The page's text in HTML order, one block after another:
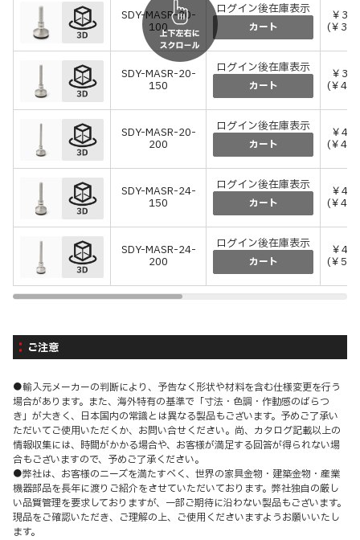
SDY-MASR-20-
100
ログイン後在庫表示
カート
￥
(￥
SDY-MASR-20-
150
ログイン後在庫表示
カート
￥
(￥
SDY-MASR-20-
200
ログイン後在庫表示
カート
￥
(￥
SDY-MASR-24-
150
ログイン後在庫表示
カート
￥
(￥
SDY-MASR-24-
200
ログイン後在庫表示
カート
￥
(￥
ご注意
●輸入元メーカーの判断により、予告なく形状や材料を含む仕様変更を行う
場合があります。また、海外特有の基準で「寸法・色調・作動感のばらつ
き」が大きく、日本国内の常識とは異なる製品もございます。予めご了承い
ただいてご使用いただくか、お問い合せください。尚、カタログ記載以上の
情報収集には、時間がかかる場合や、お客様が満足する回答が得られない場
合もございますので、予めご了承ください。
●弊社は、お客様のニーズを満たすべく、世界の家具金物・建築金物・産業
機器部品を長年に渡りご紹介をさせていただいております。弊社独自の厳し
い品質管理を要求しておりますが、一部ご期待に沿わない製品もございます。
現品をご確認いただき、ご理解の上、ご使用くださいますようお願いいたし
ます。